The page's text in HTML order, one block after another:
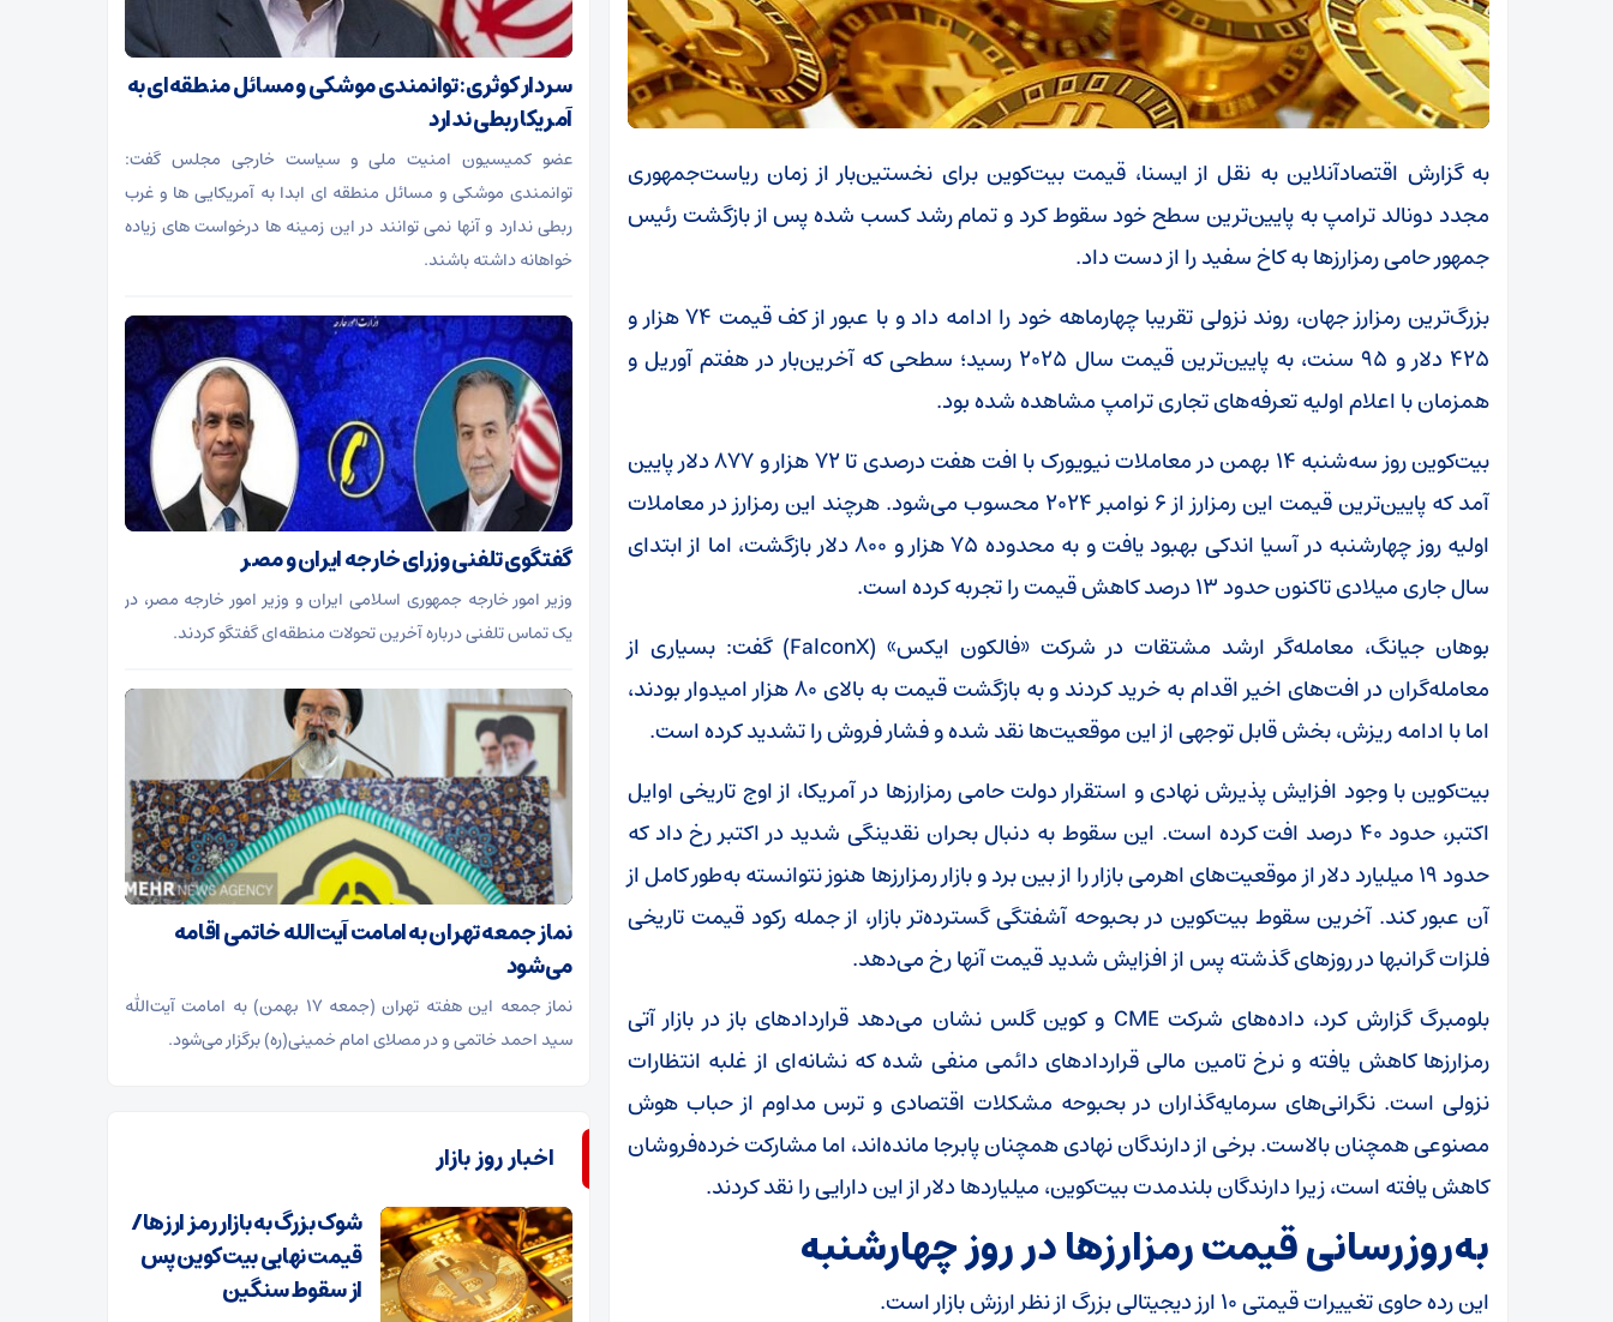
به گزارش اقتصادآنلاین به نقل از ایسنا، قیمت بیت‌کوین برای نخستین‌بار از زمان ریاست‌جمهوری
مجدد دونالد ترامپ به پایین‌ترین سطح خود سقوط کرد و تمام رشد کسب شده پس از بازگشت رئیس
جمهور حامی رمزارز‌ها به کاخ سفید را از دست داد.
بزرگ‌ترین رمزارز جهان، روند نزولی تقریبا چهارماهه خود را ادامه داد و با عبور از کف قیمت ۷۴ هزار و
۴۲۵ دلار و ۹۵ سنت، به پایین‌ترین قیمت سال ۲۰۲۵ رسید؛ سطحی که آخرین‌بار در هفتم آوریل و
همزمان با اعلام اولیه تعرفه‌های تجاری ترامپ مشاهده شده بود.
بیت‌کوین روز سه‌شنبه ۱۴ بهمن در معاملات نیویورک با افت هفت درصدی تا ۷۲ هزار و ۸۷۷ دلار پایین
آمد که پایین‌ترین قیمت این رمزارز از ۶ نوامبر ۲۰۲۴ محسوب می‌شود. هرچند این رمزارز در معاملات
اولیه روز چهارشنبه در آسیا اندکی بهبود یافت و به محدوده ۷۵ هزار و ۸۰۰ دلار بازگشت، اما از ابتدای
سال جاری میلادی تاکنون حدود ۱۳ درصد کاهش قیمت را تجربه کرده است.
بوهان جیانگ، معامله‌گر ارشد مشتقات در شرکت «فالکون ایکس» (FalconX) گفت: بسیاری از
معامله‌گران در افت‌های اخیر اقدام به خرید کردند و به بازگشت قیمت به بالای ۸۰ هزار امیدوار بودند،
اما با ادامه ریزش، بخش قابل توجهی از این موقعیت‌ها نقد شده و فشار فروش را تشدید کرده است.
بیت‌کوین با وجود افزایش پذیرش نهادی و استقرار دولت حامی رمزارز‌ها در آمریکا، از اوج تاریخی اوایل
اکتبر، حدود ۴۰ درصد افت کرده است. این سقوط به دنبال بحران نقدینگی شدید در اکتبر رخ داد که
حدود ۱۹ میلیارد دلار از موقعیت‌های اهرمی بازار را از بین برد و بازار رمزارز‌ها هنوز نتوانسته به‌طور کامل از
آن عبور کند. آخرین سقوط بیت‌کوین در بحبوحه آشفتگی گسترده‌تر بازار، از جمله رکود قیمت تاریخی
فلزات گرانبها در روز‌های گذشته پس از افزایش شدید قیمت آنها رخ می‌دهد.
بلومبرگ گزارش کرد، داده‌های شرکت CME و کوین گلس نشان می‌دهد قرارداد‌های باز در بازار آتی
رمزارز‌ها کاهش یافته و نرخ تامین مالی قرارداد‌های دائمی منفی شده که نشانه‌ای از غلبه انتظارات
نزولی است. نگرانی‌های سرمایه‌گذاران در بحبوحه مشکلات اقتصادی و ترس مداوم از حباب هوش
مصنوعی همچنان بالاست. برخی از دارندگان نهادی همچنان پابرجا مانده‌اند، اما مشارکت خرده‌فروشان
کاهش یافته است، زیرا دارندگان بلندمدت بیت‌کوین، میلیارد‌ها دلار از این دارایی را نقد کردند.
به‌روزرسانی قیمت رمزارز‌ها در روز چهارشنبه
این رده حاوی تغییرات قیمتی ۱۰ ارز دیجیتالی بزرگ از نظر ارزش بازار است.
سردار کوثری: توانمندی موشکی و مسائل منطقه‌ای به
آمریکا ربطی ندارد
عضو کمیسیون امنیت ملی و سیاست خارجی مجلس گفت:
توانمندی موشکی و مسائل منطقه ای ابدا به آمریکایی ها و غرب
ربطی ندارد و آنها نمی توانند در این زمینه ها درخواست های زیاده
خواهانه داشته باشند.
گفتگوی تلفنی وزرای خارجه ایران و مصر
وزیر امور خارجه جمهوری اسلامی ایران و وزیر امور خارجه مصر، در
یک تماس تلفنی درباره آخرین تحولات منطقه‌ای گفتگو کردند.
نماز جمعه تهران به امامت آیت‌الله خاتمی اقامه
می‌شود
نماز جمعه این هفته تهران (جمعه ۱۷ بهمن) به امامت آیت‌الله
سید احمد خاتمی و در مصلای امام خمینی(ره) برگزار می‌شود.
اخبار روز بازار
شوک بزرگ به بازار رمز ارزها/
قیمت نهایی بیت‌کوین پس
از سقوط سنگین